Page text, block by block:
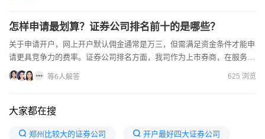
怎样申请最划算？证券公司排名前十的是哪些？
关于申请开户，网上开户默认佣金通常是万三，但需满足资金条件才能申
请更具竞争力的费率。证券公司排名方面，我司作为上市券商，在服务质
量和专业能力方面有保障。如果您对费率或开通相关业务有兴趣...
等6人解答 625 浏览
大家都在搜
郑州比较大的证券公司 开户最好四大证券公司